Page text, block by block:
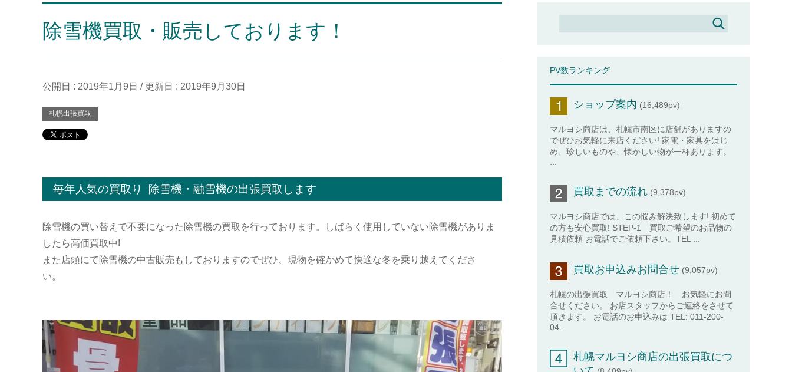
除雪機買取・販売しております！
公開日 : 2019年1月9日 / 更新日 : 2019年9月30日
札幌出張買取
毎年人気の買取り 除雪機・融雪機の出張買取します
除雪機の買い替えで不要になった除雪機の買取を行っております。しばらく使用していない除雪機がありま
したら高価買取中!
また店頭にて除雪機の中古販売もしておりますのでぜひ、現物を確かめて快適な冬を乗り越えてくださ
い。
PV数ランキング
ショップ案内 (16,489pv)
マルヨシ商店は、札幌市南区に店舗がありますの
でぜひお気軽に来店ください! 家電・家具をはじ
め、珍しいものや、懐かしい物が一杯あります。
...
買取までの流れ (9,378pv)
マルヨシ商店では、この悩み解決致します! 初めて
の方も安心買取! STEP-1 買取ご希望のお品物の
見積依頼 お電話でご依頼下さい。TEL ...
買取お申込みお問合せ (9,057pv)
札幌の出張買取 マルヨシ商店！ お気軽にお問
合せください。 お店スタッフからご連絡をさせて
頂きます。 お電話のお申込みは TEL: 011-200-
04...
札幌マルヨシ商店の出張買取につ